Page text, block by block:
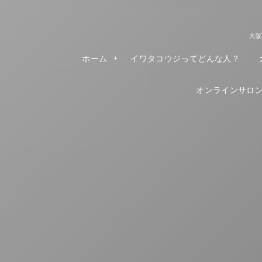
大
ホーム イワタコウジってどんな人？
オンラインサロ